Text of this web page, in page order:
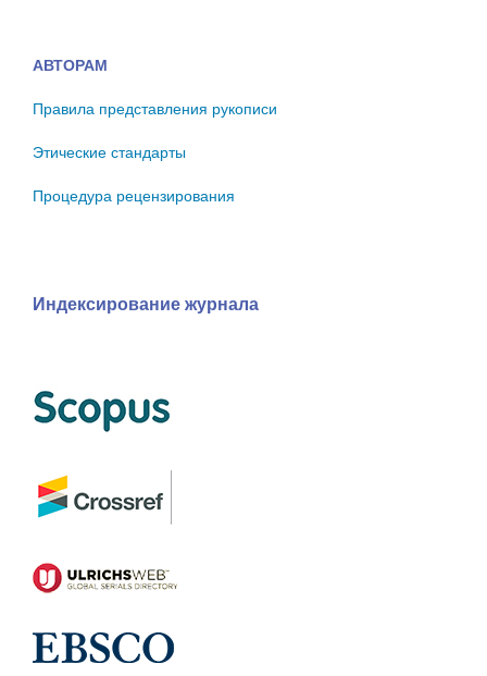
АВТОРАМ
Правила представления рукописи
Этические стандарты
Процедура рецензирования
Индексирование журнала